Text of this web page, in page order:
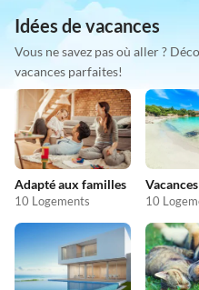
Idées de vacances
Vous ne savez pas où aller ?
vacances parfaites!
Adapté aux familles
10 Logements 10